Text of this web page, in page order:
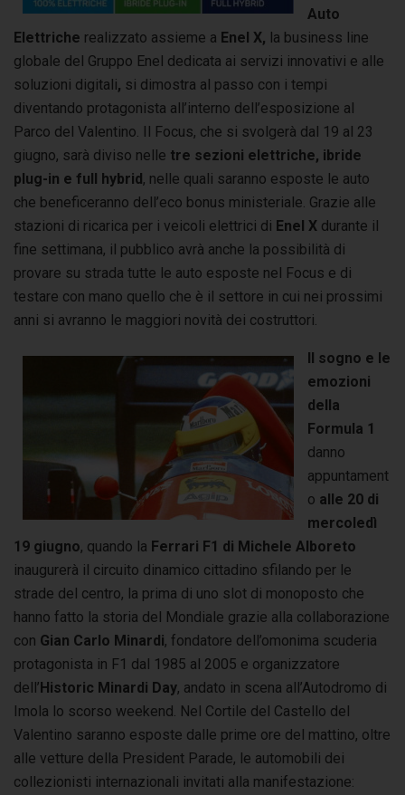
Auto
Elettriche realizzato assieme a Enel X, la business line
globale del Gruppo Enel dedicata ai servizi innovativi e alle
soluzioni digitali, si dimostra al passo con i tempi
diventando protagonista all’interno dell’esposizione al
Parco del Valentino. Il Focus, che si svolgerà dal 19 al 23
giugno, sarà diviso nelle tre sezioni elettriche, ibride
plug-in e full hybrid, nelle quali saranno esposte le auto
che beneficeranno dell’eco bonus ministeriale. Grazie alle
stazioni di ricarica per i veicoli elettrici di Enel X durante il
fine settimana, il pubblico avrà anche la possibilità di
provare su strada tutte le auto esposte nel Focus e di
testare con mano quello che è il settore in cui nei prossimi
anni si avranno le maggiori novità dei costruttori.
Il sogno e le
emozioni
della
Formula 1
danno
appuntament
o alle 20 di
mercoledì
19 giugno, quando la Ferrari F1 di Michele Alboreto
inaugurerà il circuito dinamico cittadino sfilando per le
strade del centro, la prima di uno slot di monoposto che
hanno fatto la storia del Mondiale grazie alla collaborazione
con Gian Carlo Minardi, fondatore dell’omonima scuderia
protagonista in F1 dal 1985 al 2005 e organizzatore
dell’Historic Minardi Day, andato in scena all’Autodromo di
Imola lo scorso weekend. Nel Cortile del Castello del
Valentino saranno esposte dalle prime ore del mattino, oltre
alle vetture della President Parade, le automobili dei
collezionisti internazionali invitati alla manifestazione: